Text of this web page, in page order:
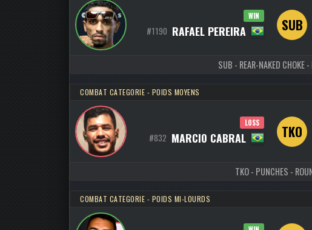
WIN
#1190 RAFAEL PEREIRA SUB
SUB - REAR-NAKED CHOKE
COMBAT CATEGORIE - POIDS MOYENS
LOSS
#832 MARCIO CABRAL TKO
TKO - PUNCHES -
COMBAT CATEGORIE - POIDS MI-LOURDS